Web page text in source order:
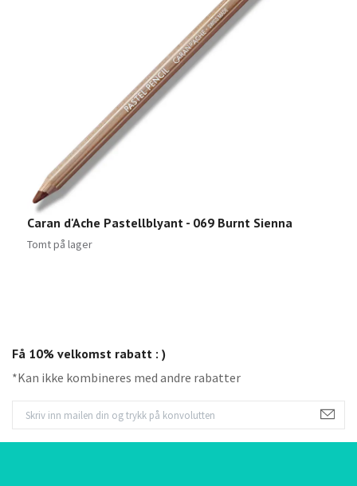
Få 10% velkomst rabatt : )
*Kan ikke kombineres med andre rabatter
Caran d'Ache Pastellblyant - 069 Burnt Sienna
Tomt på lager